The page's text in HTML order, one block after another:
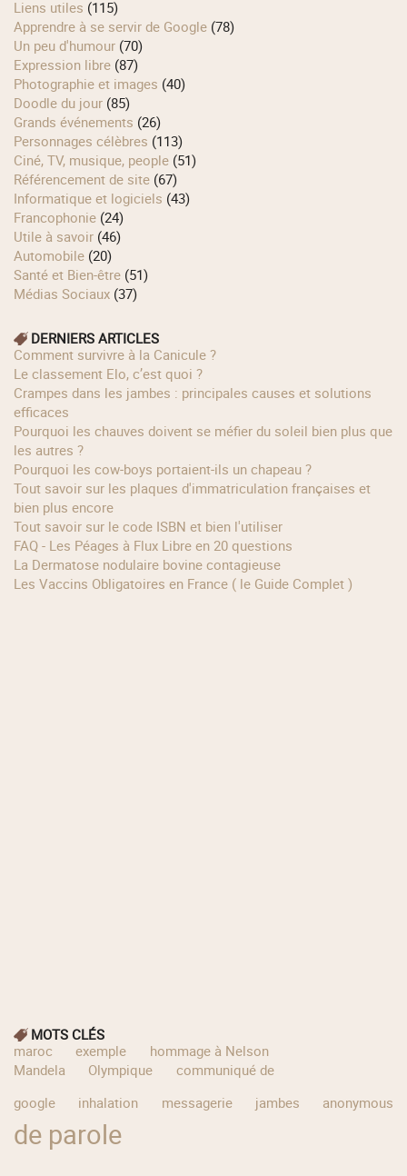
Liens utiles (115)
Apprendre à se servir de Google (78)
Un peu d'humour (70)
Expression libre (87)
Photographie et images (40)
Doodle du jour (85)
Grands événements (26)
Personnages célèbres (113)
Ciné, TV, musique, people (51)
Référencement de site (67)
Informatique et logiciels (43)
Francophonie (24)
Utile à savoir (46)
Automobile (20)
Santé et Bien-être (51)
Médias Sociaux (37)
DERNIERS ARTICLES
Comment survivre à la Canicule ?
Le classement Elo, c’est quoi ?
Crampes dans les jambes : principales causes et solutions
efficaces
Pourquoi les chauves doivent se méfier du soleil bien plus que
les autres ?
Pourquoi les cow‑boys portaient‑ils un chapeau ?
Tout savoir sur les plaques d'immatriculation françaises et
bien plus encore
Tout savoir sur le code ISBN et bien l'utiliser
FAQ - Les Péages à Flux Libre en 20 questions
La Dermatose nodulaire bovine contagieuse
Les Vaccins Obligatoires en France ( le Guide Complet )
MOTS CLÉS
maroc
exemple
hommage à Nelson
Mandela
Olympique
communiqué de
google
inhalation messagerie jambes anonymous
de parole